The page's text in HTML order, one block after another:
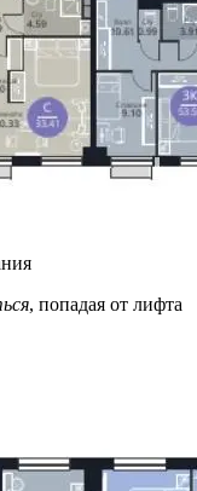
, попадая от лифта